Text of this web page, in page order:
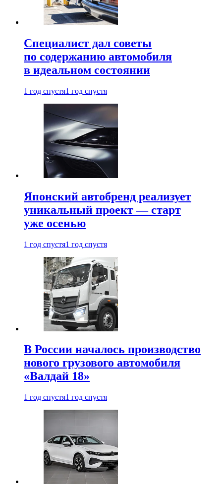
Специалист дал советы
по содержанию автомобиля
в идеальном состоянии
1 год спустя1 год спустя
Японский автобренд реализует
уникальный проект — старт
уже осенью
1 год спустя1 год спустя
В России началось производство
нового грузового автомобиля
«Валдай 18»
1 год спустя1 год спустя